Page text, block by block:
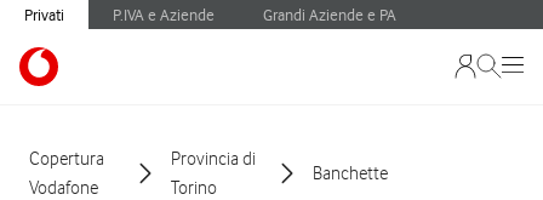
Privati P.IVA e Aziende Grandi Aziende e PA
Copertura
Vodafone
Provincia di
Torino
Banchette